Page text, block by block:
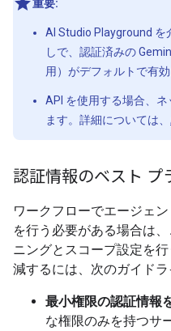
重要:
AI Studio Playground を
しで、認証済みの
用）がデフォルトで有
API を使用する場合、
ます。詳細については、
認証情報のベスト プ
ワークフローでエージェ
を行う必要がある場合は
ニングとスコープ設定を
減するには、次のガイドラ
最小権限の認証情報
な権限のみを持つサ